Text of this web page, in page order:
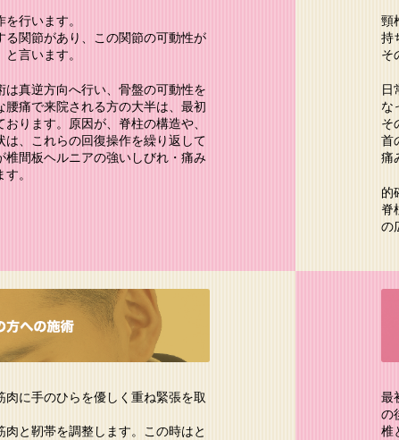
行います。
関節があり、この関節の可動性が
言います。
真逆方向へ行い、骨盤の可動性を
痛で来院される方の大半は、最初
ります。原因が、脊柱の構造や、
、これらの回復操作を繰り返して
間板ヘルニアの強いしびれ・痛み
。
頸
持
そ
日
な
そ
首
痛
的
脊
の
に手のひらを優しく重ね緊張を取
と靭帯を調整します。この時はと
最
の
椎